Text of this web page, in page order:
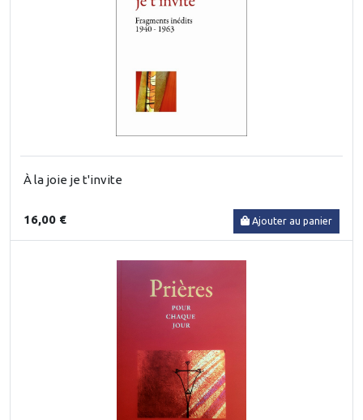
À la joie je t'invite
16,00 € Ajouter au panier